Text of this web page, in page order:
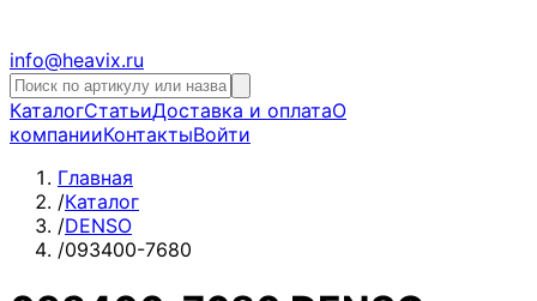
info@heavix.ru
КаталогСтатьиДоставка и оплатаО
компанииКонтактыВойти
Главная
/Каталог
/DENSO
/093400-7680